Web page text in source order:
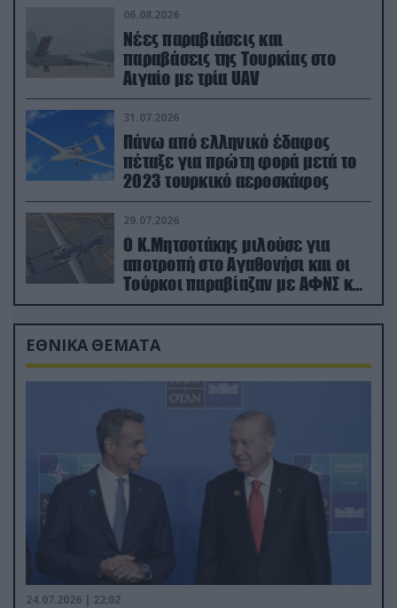
06.08.2026
Νέες παραβιάσεις και
παραβάσεις της Τουρκίας στο
Αιγαίο με τρία UAV
31.07.2026
Πάνω από ελληνικό έδαφος
πέταξε για πρώτη φορά μετά το
2023 τουρκικό αεροσκάφος
29.07.2026
Ο Κ.Μητσοτάκης μιλούσε για
αποτροπή στο Αγαθονήσι και οι
Τούρκοι παραβίαζαν με ΑΦΝΣ και
drone
ΕΘΝΙΚΑ ΘΕΜΑΤΑ
24.07.2026 | 22:02